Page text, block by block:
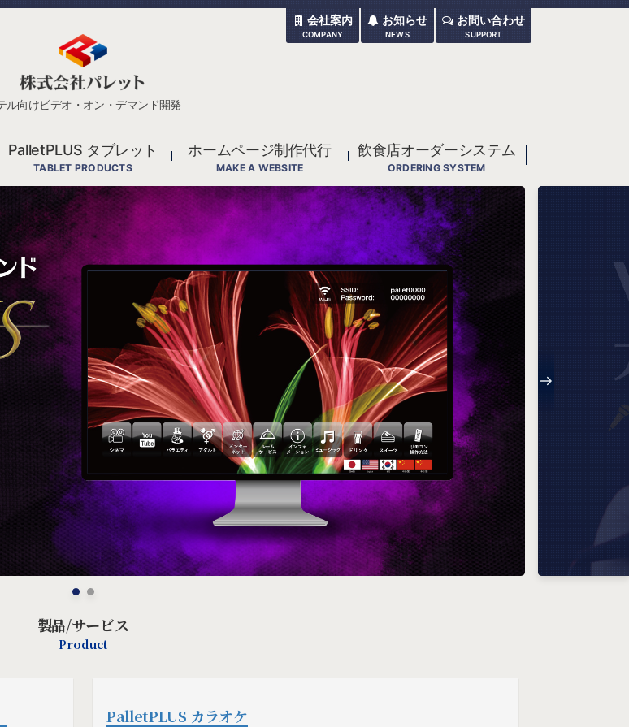
会社案内
COMPANY
お知らせ
NEWS
お問い合わせ
SUPPORT
パ
ッ
ト
ル向けビデオ・オン・デマンド開発
PalletPLUS タブレット
TABLET PRODUCTS
ホームページ制作代行
MAKE A WEBSITE
飲食店オーダーシステム
ORDERING SYSTEM
製品/サービス
Product
PalletPLUS カラオケ